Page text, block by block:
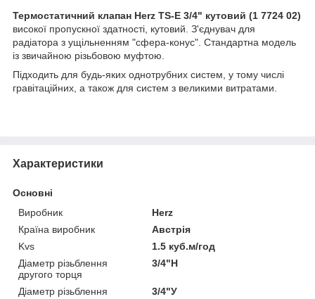
Термостатичний клапан Herz TS-E 3/4" кутовий (1 7724 02)
високої пропускної здатності, кутовий. З'єднувач для
радіатора з ущільненням "сфера-конус". Стандартна модель
із звичайною різьбовою муфтою.
Підходить для будь-яких однотрубних систем, у тому числі
гравітаційних, а також для систем з великими витратами.
Характеристики
Основні
Виробник
Herz
Країна виробник
Австрія
Kvs
1.5 куб.м/год
Діаметр різьблення
другого торця
3/4"Н
Діаметр різьблення
3/4"У